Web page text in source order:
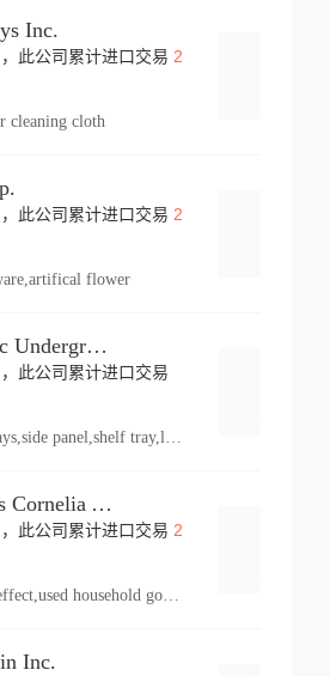
Inc.
此公司累计进口交易 2
cleaning cloth
此公司累计进口交易 2
flower
Knapheide Kc Underground
此公司累计进口交易
Russell James Cornelia Arlington Va
此公司累计进口交易 2
personal effect,used household goods
Inc.